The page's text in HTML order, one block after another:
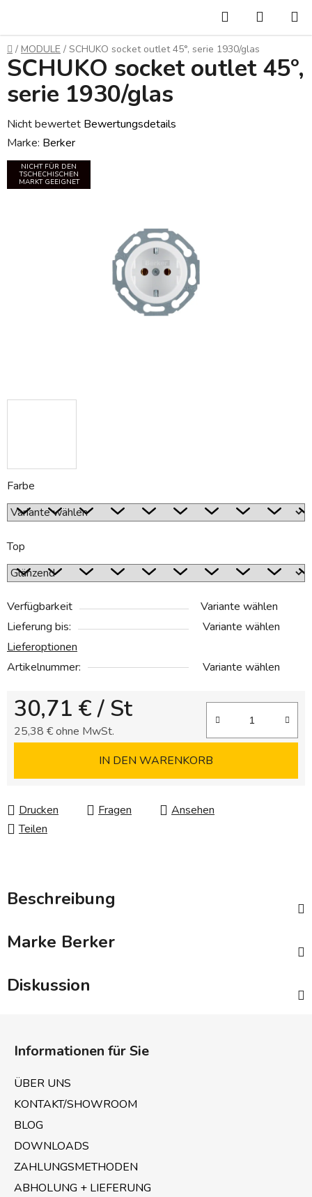
springen
Suchen
Startseite
/ MODULE / SCHUKO socket outlet 45°, serie 1930/glas
Farbe
Top
Verfügbarkeit
Variante wählen
Lieferung bis:
Variante wählen
Lieferoptionen
Artikelnummer:
Variante wählen
30,71 €/ St
25,38 € ohne MwSt.
IN DEN WARENKORB
Drucken Fragen
Ansehen
Teilen
SCHUKO socket outlet 45°,
serie 1930/glas
Die
durchschnittliche
Produktbewertung
Nicht bewertet Bewertungsdetails
Marke: Berker
NICHT FÜR DEN
TSCHECHISCHEN
MARKT GEEIGNET
Beschreibung
Marke Berker
Diskussion
Informationen für Sie
ÜBER UNS
KONTAKT/SHOWROOM
BLOG
DOWNLOADS
ZAHLUNGSMETHODEN
ABHOLUNG + LIEFERUNG